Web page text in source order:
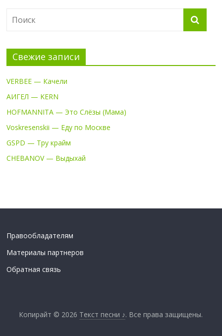
Свежие записи
VERBEE — Качели
АИГЕЛ — KERN
HOFMANNITA — Это Слёзы (Мама)
Voskresenskii — Еду по Москве
GSPD — Тру крайм
CHEBANOV — Выдыхай
Правообладателям
Материалы партнеров
Обратная связь
Копирайт © 2026 Текст песни ♪. Все права защищены.